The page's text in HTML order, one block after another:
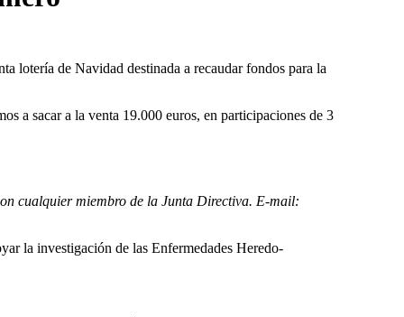
loterí­a de Navidad destinada a recaudar fondos para la
a sacar a la venta 19.000 euros, en participaciones de 3
cualquier miembro de la Junta Directiva. E-mail:
la investigación de las Enfermedades Heredo-